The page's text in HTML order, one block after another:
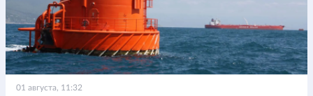
01 августа, 11:32